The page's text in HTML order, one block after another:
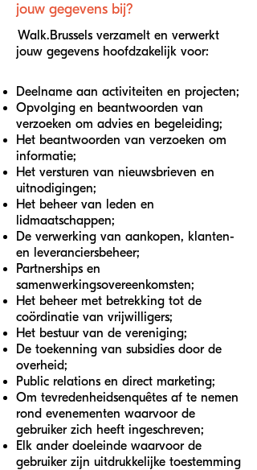
jouw gegevens bij?
Walk.Brussels verzamelt en verwerkt
jouw gegevens hoofdzakelijk voor:
Deelname aan activiteiten en projecten;
Opvolging en beantwoorden van
verzoeken om advies en begeleiding;
Het beantwoorden van verzoeken om
informatie;
Het versturen van nieuwsbrieven en
uitnodigingen;
Het beheer van leden en
lidmaatschappen;
De verwerking van aankopen, klanten-
en leveranciersbeheer;
Partnerships en
samenwerkingsovereenkomsten;
Het beheer met betrekking tot de
coördinatie van vrijwilligers;
Het bestuur van de vereniging;
De toekenning van subsidies door de
overheid;
Public relations en direct marketing;
Om tevredenheidsenquêtes af te nemen
rond evenementen waarvoor de
gebruiker zich heeft ingeschreven;
Elk ander doeleinde waarvoor de
gebruiker zijn uitdrukkelijke toestemming